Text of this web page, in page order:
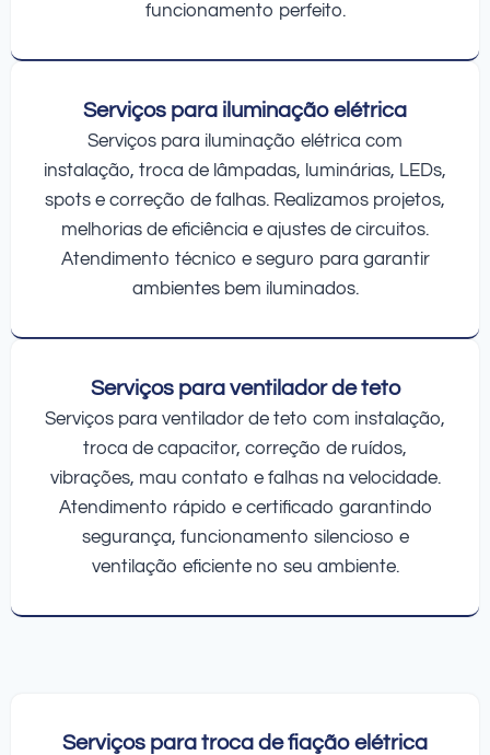
funcionamento perfeito.
Serviços para iluminação elétrica
Serviços para iluminação elétrica com
instalação, troca de lâmpadas, luminárias, LEDs,
spots e correção de falhas. Realizamos projetos,
melhorias de eficiência e ajustes de circuitos.
Atendimento técnico e seguro para garantir
ambientes bem iluminados.
Serviços para ventilador de teto
Serviços para ventilador de teto com instalação,
troca de capacitor, correção de ruídos,
vibrações, mau contato e falhas na velocidade.
Atendimento rápido e certificado garantindo
segurança, funcionamento silencioso e
ventilação eficiente no seu ambiente.
Serviços para troca de fiação elétrica